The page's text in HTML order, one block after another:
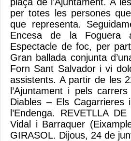
per totes les persones
que representa.
Encesa de la Foguera
Espectacle de foc, per
Gran ballada conjunta
Forn Sant Salvador i vi
assistents. A partir de les
l’Ajuntament i pels
Diables – Els
l’Endenga. REVETLLA
Vidal i Barraquer
GIRASOL. Dijous, 24 de